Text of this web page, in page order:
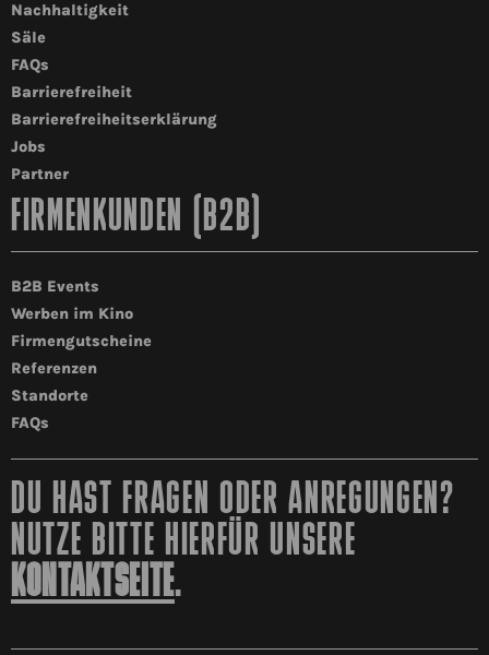
Nachhaltigkeit
Säle
FAQs
Barrierefreiheit
Barrierefreiheitserklärung
Jobs
Partner
FIRMENKUNDEN (B2B)
B2B Events
Werben im Kino
Firmengutscheine
Referenzen
Standorte
FAQs
DU HAST FRAGEN ODER ANREGUNGEN?
NUTZE BITTE HIERFÜR UNSERE
KONTAKTSEITE.